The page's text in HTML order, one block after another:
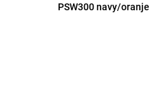
PSW300 navy/oranje